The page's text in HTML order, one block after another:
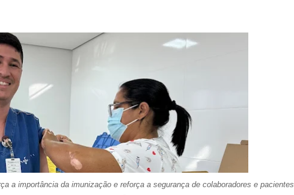
a importância da imunização e reforçaa segurança de colaboradores e pacientes